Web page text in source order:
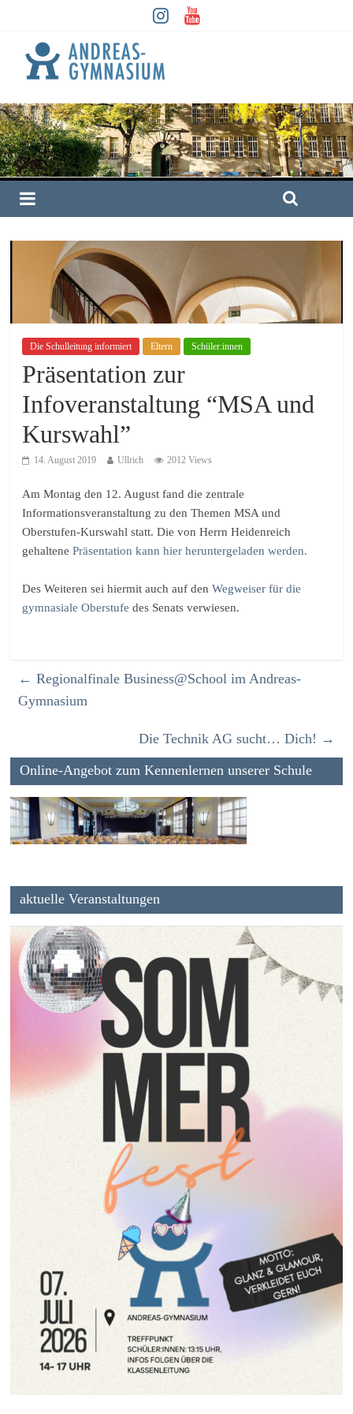
Die Schulleitung informiert Eltern Schüler:innen
Präsentation zur
Infoveranstaltung “MSA und
Kurswahl”
14. August 2019 Ullrich 2012 Views
Am Montag den 12. August fand die zentrale
Informationsveranstaltung zu den Themen MSA und
Oberstufen-Kurswahl statt. Die von Herrn Heidenreich
gehaltenePräsentation kann hier heruntergeladen werden.
Des Weiteren sei hiermit auch auf denWegweiser für die
gymnasiale Oberstufedes Senats verwiesen.
← Regionalfinale Business@School im Andreas-
Gymnasium
Die Technik AG sucht… Dich! →
Online-Angebot zum Kennenlernen unserer Schule
aktuelle Veranstaltungen